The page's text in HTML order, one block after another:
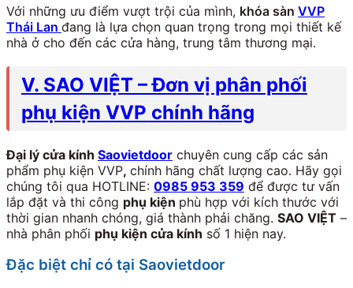
Với những ưu điểm vượt trội của mình, khóa sàn VVP
Thái Lan đang là lựa chọn quan trọng trong mọi thiết kế
nhà ở cho đến các cửa hàng, trung tâm thương mại.
V. SAO VIỆT – Đơn vị phân phối
phụ kiện VVP chính hãng
Đại lý cửa kính Saovietdoor chuyên cung cấp các sản
phẩm phụ kiện VVP, chính hãng chất lượng cao. Hãy gọi
chúng tôi qua HOTLINE: 0985 953 359 để được tư vấn
lắp đặt và thi công phụ kiện phù hợp với kích thước với
thời gian nhanh chóng, giá thành phải chăng. SAO VIỆT –
nhà phân phối phụ kiện cửa kính số 1 hiện nay.
Đặc biệt chỉ có tại Saovietdoor